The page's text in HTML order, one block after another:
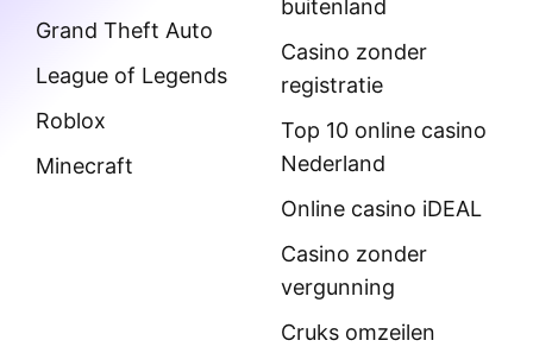
Grand Theft Auto
League of Legends
Roblox
Minecraft
buitenland
Casino zonder
registratie
Top 10 online casino
Nederland
Online casino iDEAL
Casino zonder
vergunning
Cruks omzeilen